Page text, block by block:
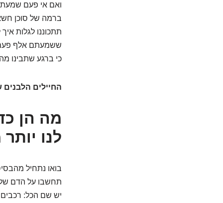
ואם אי פעם
ברמה של סוכן
תתכוננו לגלות
ששמעתם אלף
כי ברגע שתבינו
החיילים
מה הן
לנו
בואו נתחיל
תחשבו על הדם
יש שם הכל: רכבים